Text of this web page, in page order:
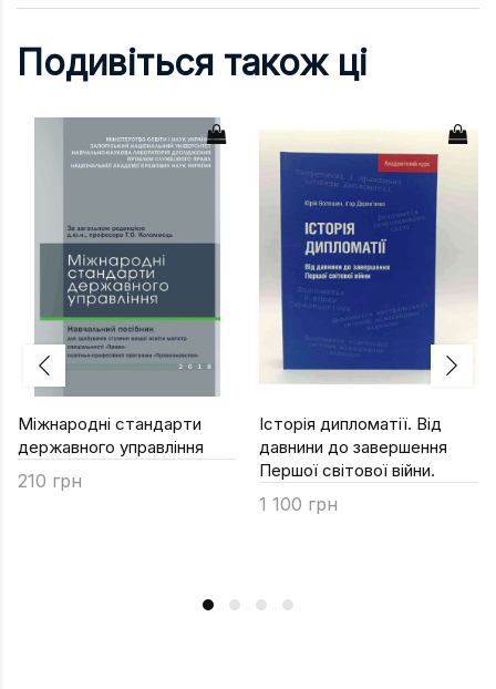
Подивіться також ці
Міжнародні стандарти
державного управління
210 грн
Історія дипломатії. Від
давнини до завершення
Першої світової війни.
1 100 грн